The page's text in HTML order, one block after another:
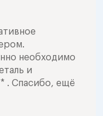
необходимо
и
. Спасибо, ещё